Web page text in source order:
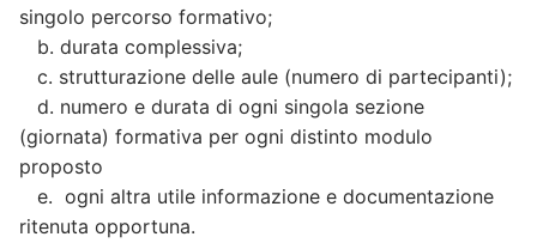
singolo percorso formativo;
b. durata complessiva;
c. strutturazione delle aule (numero di partecipanti);
d. numero e durata di ogni singola sezione
(giornata) formativa per ogni distinto modulo
proposto
e. ogni altra utile informazione e documentazione
ritenuta opportuna.